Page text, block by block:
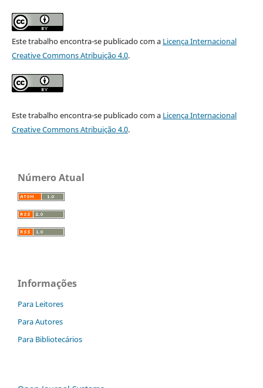
Este trabalho encontra-se publicado com a Licença Internacional
Creative Commons Atribuição 4.0.
Este trabalho encontra-se publicado com a Licença Internacional
Creative Commons Atribuição 4.0.
Número Atual
Informações
Para Leitores
Para Autores
Para Bibliotecários